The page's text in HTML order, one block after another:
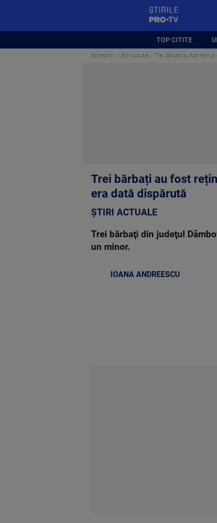
TOP CITITE
Stirileprotv Știri Actuale Trei bărbați au fost reținuți
Trei bărbați au fost
era dată dispărută
ȘTIRI ACTUALE
Trei bărbaţi din judeţul
un minor.
IOANA ANDREESCU